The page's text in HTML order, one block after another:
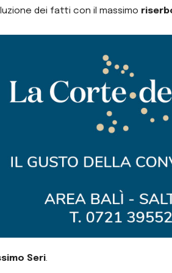
dei fatti con il massimo
Seri.